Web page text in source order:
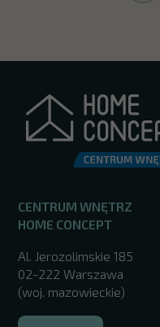
CENTRUM WNĘTRZ
HOME CONCEPT
Al. Jerozolimskie 185
02-222 Warszawa
(woj. mazowieckie)